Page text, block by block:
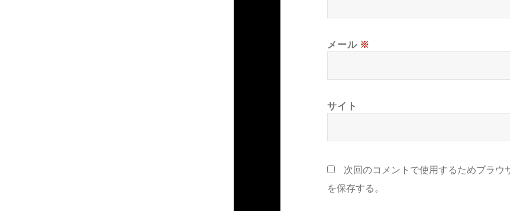
メール ※
サイト
次回のコメントで使用するためブラウ
を保存する。